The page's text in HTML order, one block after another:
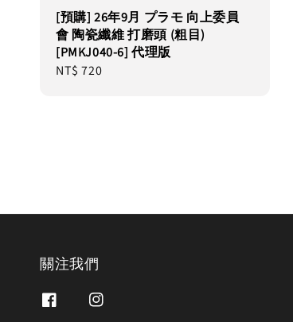
[預購] 26年9月 プラモ 向上委員
會 陶瓷纖維 打磨頭 (粗目)
[PMKJ040-6] 代理版
Regular
NT$ 720
關注我們